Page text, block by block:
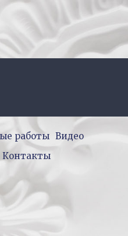
работы Видео
Контакты